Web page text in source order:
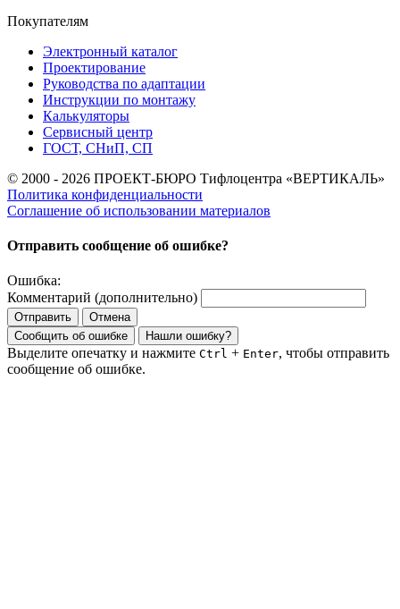
Покупателям
Электронный каталог
Проектирование
Руководства по адаптации
Инструкции по монтажу
Калькуляторы
Сервисный центр
ГОСТ, СНиП, СП
© 2000 - 2026 ПРОЕКТ-БЮРО Тифлоцентра «ВЕРТИКАЛЬ»
Политика конфиденциальности
Соглашение об использовании материалов
Отправить сообщение об ошибке?
Ошибка:
Комментарий (дополнительно)
Отправить
Отмена
Сообщить об ошибке
Нашли ошибку?
Выделите опечатку и нажмите Ctrl + Enter, чтобы отправить
сообщение об ошибке.